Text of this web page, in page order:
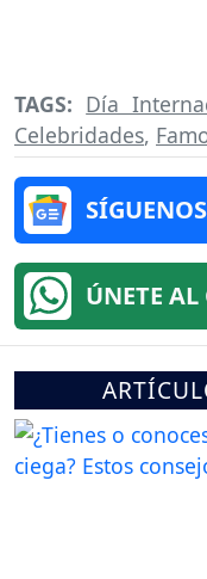
TAGS: Día
Celebridades,
ÚNETE